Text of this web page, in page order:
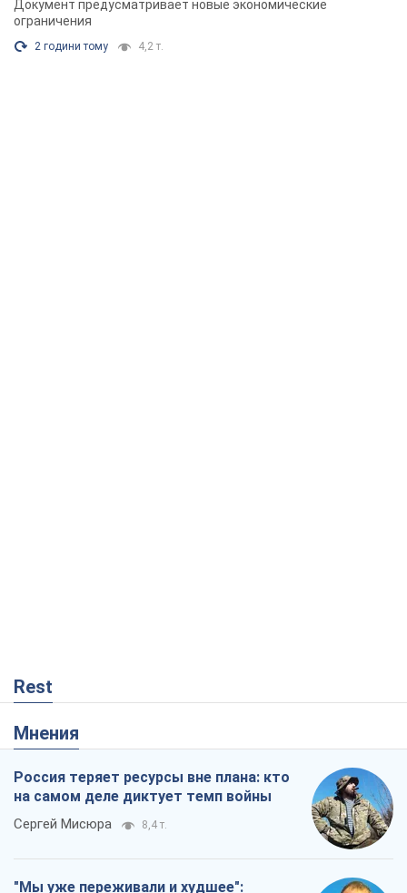
Документ предусматривает новые экономические
ограничения
2 години тому 4,2 т.
Rest
Мнения
Россия теряет ресурсы вне плана: кто
на самом деле диктует темп войны
Сергей Мисюра 8,4 т.
"Мы уже переживали и худшее":